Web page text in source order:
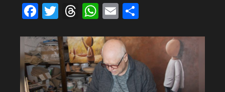
Facebook
Twitter
Threads
WhatsApp
Email